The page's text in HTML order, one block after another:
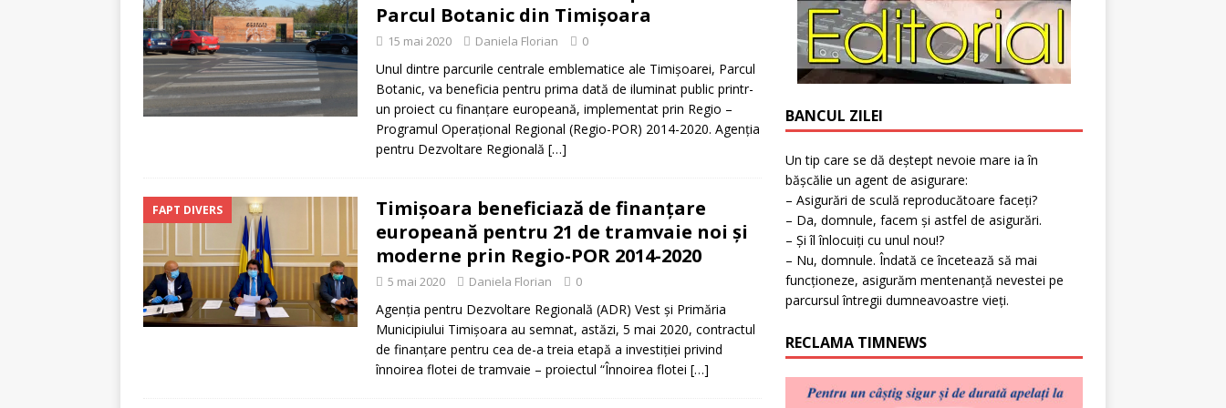
[ 5 august 2026 ]
Parcul Botanic din Timişoara
15 mai 2020 Daniela Florian 0
Unul dintre parcurile centrale emblematice ale Timişoarei, Parcul
Botanic, va beneficia pentru prima dată de iluminat public printr-
un proiect cu finanţare europeană, implementat prin Regio –
Programul Operaţional Regional (Regio-POR) 2014-2020. Agenția
pentru Dezvoltare Regională […]
FAPT DIVERS
Timişoara beneficiază de finanţare
europeană pentru 21 de tramvaie noi şi
moderne prin Regio-POR 2014-2020
5 mai 2020 Daniela Florian 0
Agenția pentru Dezvoltare Regională (ADR) Vest și Primăria
Municipiului Timișoara au semnat, astăzi, 5 mai 2020, contractul
de finanţare pentru cea de-a treia etapă a investiţiei privind
înnoirea flotei de tramvaie – proiectul “Înnoirea flotei […]
BANCUL ZILEI
Un tip care se dă deștept nevoie mare ia în
bășcălie un agent de asigurare:
– Asigurări de sculă reproducătoare faceți?
– Da, domnule, facem și astfel de asigurări.
– Și îl înlocuiți cu unul nou!?
– Nu, domnule. Îndată ce încetează să mai
funcționeze, asigurăm mentenanță nevestei pe
parcursul întregii dumneavoastre vieți.
RECLAMA TIMNEWS